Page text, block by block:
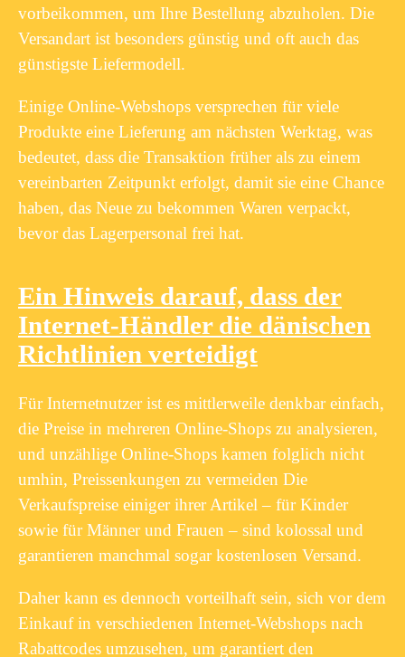
vorbeikommen, um Ihre Bestellung abzuholen. Die
Versandart ist besonders günstig und oft auch das
günstigste Liefermodell.
Einige Online-Webshops versprechen für viele
Produkte eine Lieferung am nächsten Werktag, was
bedeutet, dass die Transaktion früher als zu einem
vereinbarten Zeitpunkt erfolgt, damit sie eine Chance
haben, das Neue zu bekommen Waren verpackt,
bevor das Lagerpersonal frei hat.
Ein Hinweis darauf, dass der
Internet-Händler die dänischen
Richtlinien verteidigt
Für Internetnutzer ist es mittlerweile denkbar einfach,
die Preise in mehreren Online-Shops zu analysieren,
und unzählige Online-Shops kamen folglich nicht
umhin, Preissenkungen zu vermeiden Die
Verkaufspreise einiger ihrer Artikel – für Kinder
sowie für Männer und Frauen – sind kolossal und
garantieren manchmal sogar kostenlosen Versand.
Daher kann es dennoch vorteilhaft sein, sich vor dem
Einkauf in verschiedenen Internet-Webshops nach
Rabattcodes umzusehen, um garantiert den